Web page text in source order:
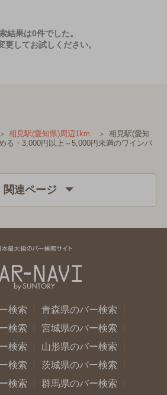
結果は0件でした。
更してお試しください。
相見駅(愛知県)周辺1km
相見駅(愛知
る・3,000円以上～5,000円未満のワインバ
関連ページ
検索
青森県のバー検索
検索
宮城県のバー検索
検索
山形県のバー検索
検索
茨城県のバー検索
検索
群馬県のバー検索